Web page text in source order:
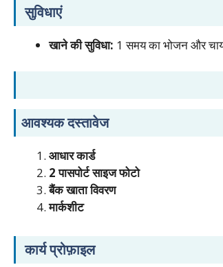
सुविधाएं
खाने की सुविधा: 1 समय का भोजन और
आवश्यक दस्तावेज
आधार कार्ड
2 पासपोर्ट साइज फोटो
बैंक खाता विवरण
मार्कशीट
कार्य प्रोफ़ाइल